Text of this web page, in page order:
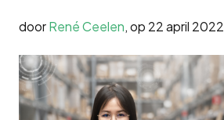
doorRené Ceelen, op 22 april 2022